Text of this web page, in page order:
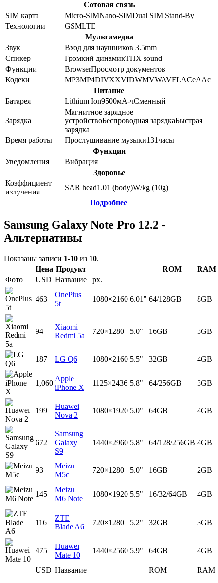
Сотовая связь
SIM карта
Micro-SIMNano-SIMDual SIM Stand-By
Технологии
GSMLTE
Мультимедиа
Звук
Вход для наушников 3.5mm
Спикер
Громкий динамикTHX sound
Функции
BrowserПросмотр документов
Кодеки
MP3MP4DIVXXVIDWMVWAVFLACeAAc
Питание
Батарея
Lithium Ion9500мА-чСменный
Зарядка
Магнитное зарядное
устройствоБеспроводная зарядкаБыстрая
зарядка
Время работы
Прослушивание музыки131часы
Функции
Уведомления
Вибрация
Здоровье
Коэффициент
излучения
SAR head1.01 (body)W/kg (10g)
Подробнее
Samsung Galaxy Note Pro 12.2 -
Альтернативы
Показаны записи 1-10 из 10.
Цена Продукт ROM
RAM
Фото
USD Название px.
USD Название ROM RAM
463
OnePlus
5t
1080×2160 6.01" 64/128GB 8GB
94
Xiaomi
Redmi 5a
720×1280 5.0" 16GB 3GB
187 LG Q6 1080×2160 5.5" 32GB 4GB
1,060
Apple
iPhone X
1125×2436 5.8" 64/256GB 3GB
199
Huawei
Nova 2
1080×1920 5.0" 64GB 4GB
672
Samsung
Galaxy
S9
1440×2960 5.8" 64/128/256GB 4GB
93
Meizu
M5c
720×1280 5.0" 16GB 2GB
145
Meizu
M6 Note
1080×1920 5.5" 16/32/64GB 4GB
116
ZTE
Blade A6
720×1280 5.2" 32GB 3GB
475
Huawei
Mate 10
1440×2560 5.9" 64GB 4GB